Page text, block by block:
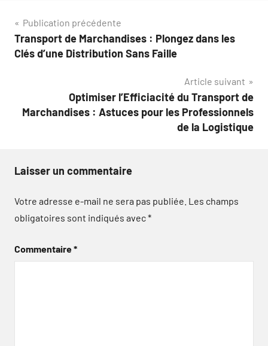
Navigation
de
Publication précédente
Transport de Marchandises : Plongez dans les
Clés d’une Distribution Sans Faille
Article suivant
Optimiser l’Efficiacité du Transport de
Marchandises : Astuces pour les Professionnels
de la Logistique
Laisser un commentaire
Votre adresse e-mail ne sera pas publiée. Les champs
obligatoires sont indiqués avec*
Commentaire*